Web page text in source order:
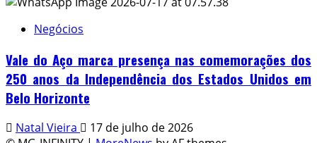
Negócios
Vale do Aço marca presença nas comemorações dos
250 anos da Independência dos Estados Unidos em
Belo Horizonte
Natal Vieira
17 de julho de 2026